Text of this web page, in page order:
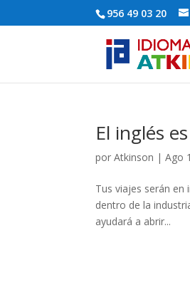
956 49 03 20
El inglés
porAtkinson |Ago
Tus viajes serán
dentro de la
ayudará a abrir...